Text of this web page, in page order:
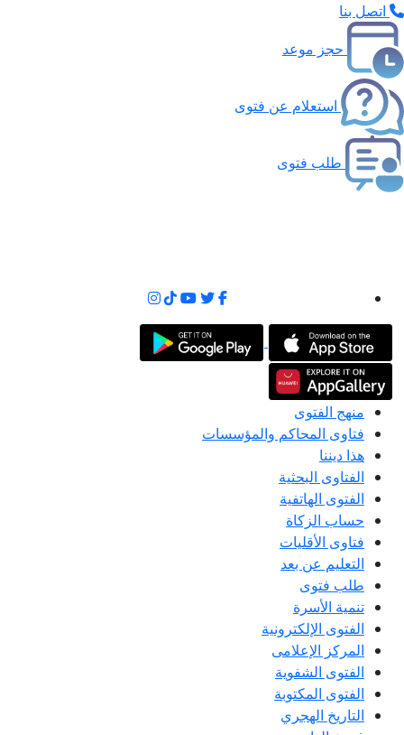
اتصل بنا
حجز موعد
استعلام عن فتوى
طلب فتوى
منهج الفتوى
فتاوى المحاكم والمؤسسات
هذا ديننا
الفتاوى البحثية
الفتوى الهاتفية
حساب الزكاة
فتاوى الأقليات
التعليم عن بعد
طلب فتوى
تنمية الأسرة
الفتوى الإلكترونية
المركز الإعلامى
الفتوى الشفوية
الفتوى المكتوبة
التاريخ الهجري